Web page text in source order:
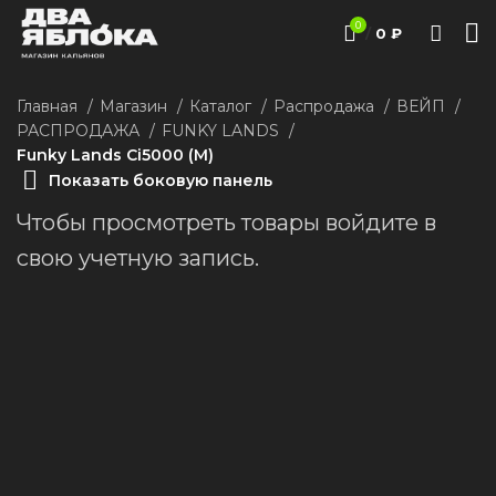
0 / 0 ₽
Главная Магазин Каталог Распродажа
ВЕЙП
РАСПРОДАЖА
FUNKY LANDS
Funky Lands Сi5000 (M)
Показать боковую панель
Чтобы просмотреть товары войдите в
свою учетную запись.